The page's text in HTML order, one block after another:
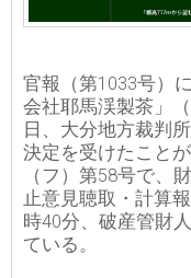
官報（第1033号）
会社耶馬渓製茶」
日、大分地方裁判
決定を受けたこと
（フ）第58号で、
止意見聴取・計算
時40分、破産管財
ている。